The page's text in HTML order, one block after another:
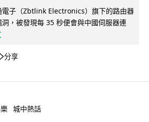
電子（Zbtlink Electronics）旗下的路由器
，被發現每 35 秒便會與中國伺服器連
分享
城中熱話